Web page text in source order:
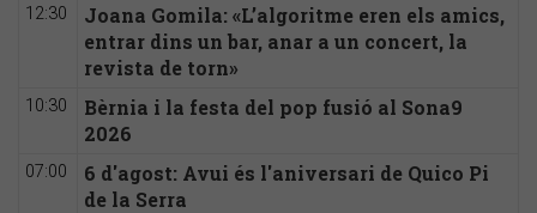
12:30
Joana Gomila: «L’algoritme eren els amics,
entrar dins un bar, anar a un concert, la
revista de torn»
10:30
Bèrnia i la festa del pop fusió al Sona9
2026
07:00
6 d'agost: Avui és l'aniversari de Quico Pi
de la Serra